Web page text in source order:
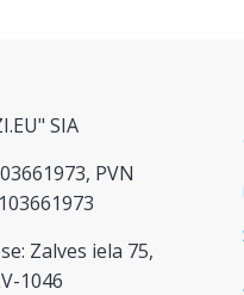
SIA
PVN
Zalves iela 75,
1046